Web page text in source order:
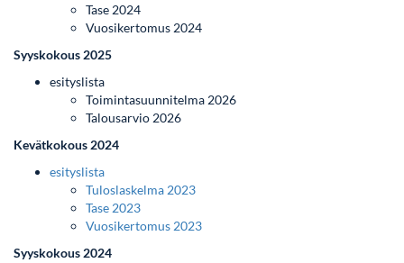
Tase 2024
Vuosikertomus 2024
Syyskokous 2025
esityslista
Toimintasuunnitelma 2026
Talousarvio 2026
Kevätkokous 2024
esityslista
Tuloslaskelma 2023
Tase 2023
Vuosikertomus 2023
Syyskokous 2024